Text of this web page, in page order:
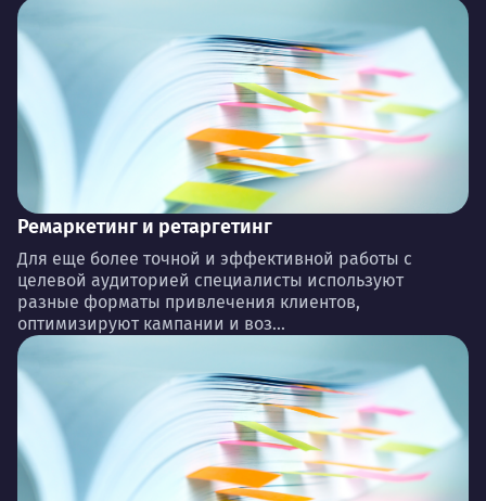
Ремаркетинг и ретаргетинг
Для еще более точной и эффективной работы с
целевой аудиторией специалисты используют
разные форматы привлечения клиентов,
оптимизируют кампании и воз...